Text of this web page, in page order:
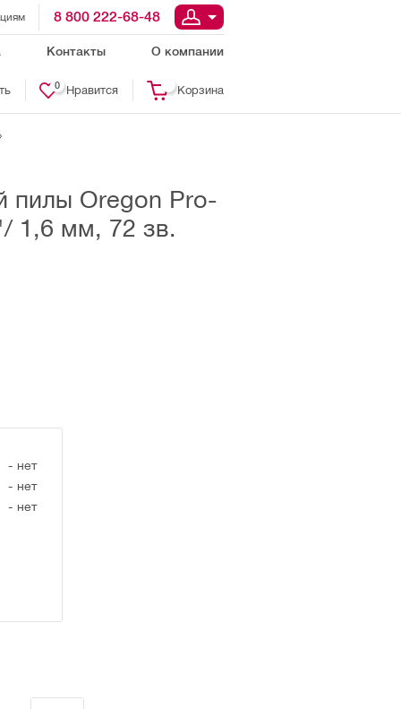
8 800 222-68-48
Контакты О компании
Нравится
0 Корзина
пилы Oregon Pro-
1,6 мм, 72 зв.
- нет
- нет
- нет